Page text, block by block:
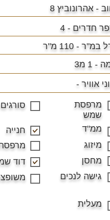
- אהרונוביץ 8
חדרים - 4
במ"ר -
- 1 מ3
אוויר -
סורגים
חנייה
דוד
מרפסת
שמש
ממ"ד
מיזוג
מחסן
גישה לנכים
מעלית